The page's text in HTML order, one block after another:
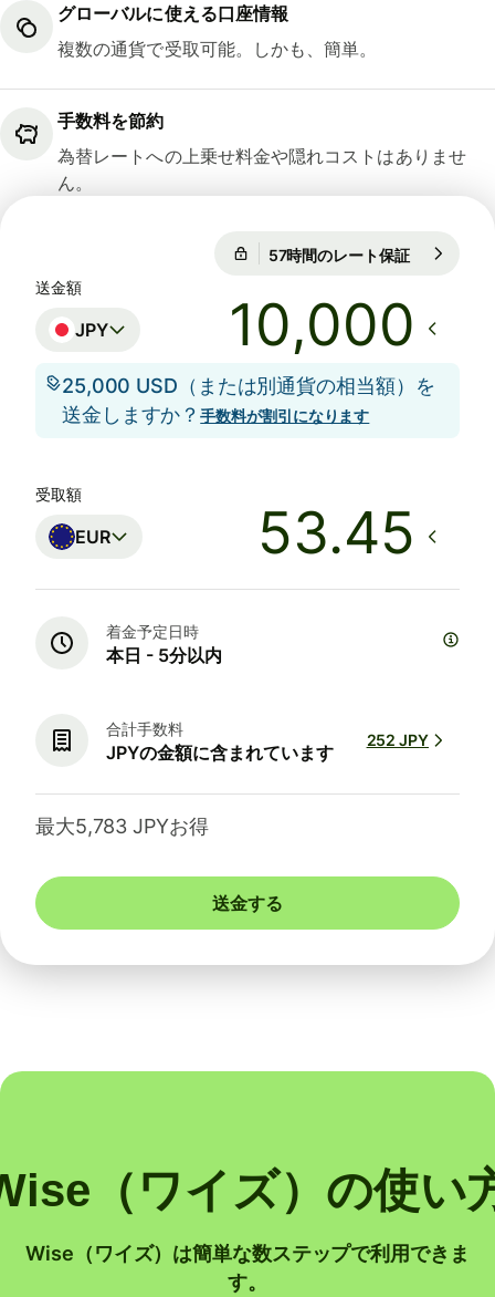
グローバルに使える口座情報
複数の通貨で受取可能。しかも、簡単。
手数料を節約
為替レートへの上乗せ料金や隠れコストはありませ
ん。
57時間のレート保証
送金額
JPY
25,000 USD（または別通貨の相当額）を
送金しますか？手数料が割引になります
受取額
EUR
着金予定日時
本日 - 5分以内
合計手数料
JPYの金額に含まれています
252 JPY
最大5,783 JPYお得
送金する
（ワイズ）の使い
Wise（ワイズ）は簡単な数ステップで利用できま
す。